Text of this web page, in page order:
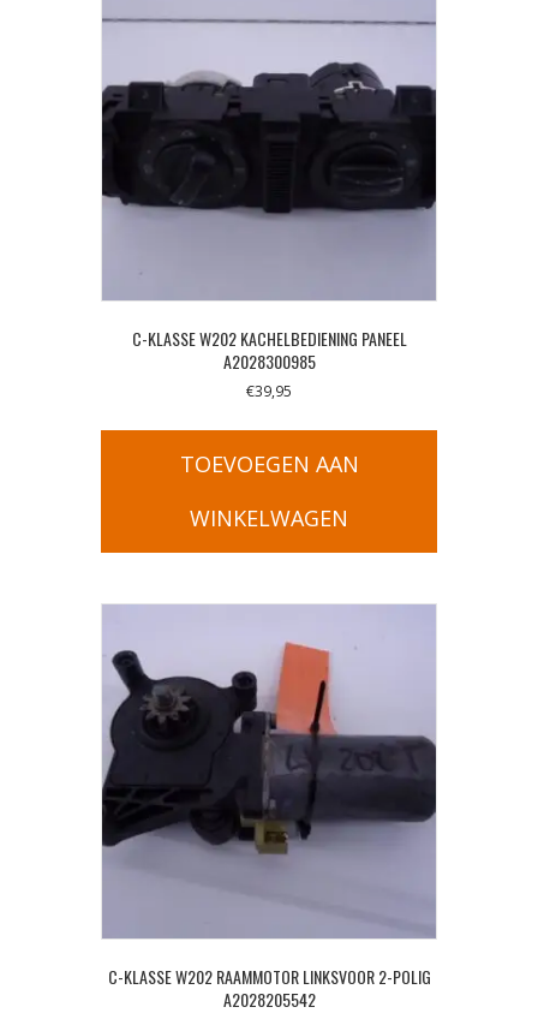
C-KLASSE W202 KACHELBEDIENING PANEEL
A2028300985
€39,95
TOEVOEGEN AAN
WINKELWAGEN
C-KLASSE W202 RAAMMOTOR LINKSVOOR 2-POLIG
A2028205542